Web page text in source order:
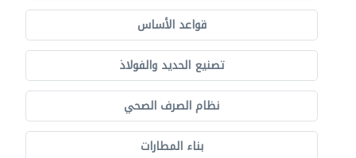
قواعد الأساس
تصنيع الحديد والفولاذ
نظام الصرف الصحي
بناء المطارات